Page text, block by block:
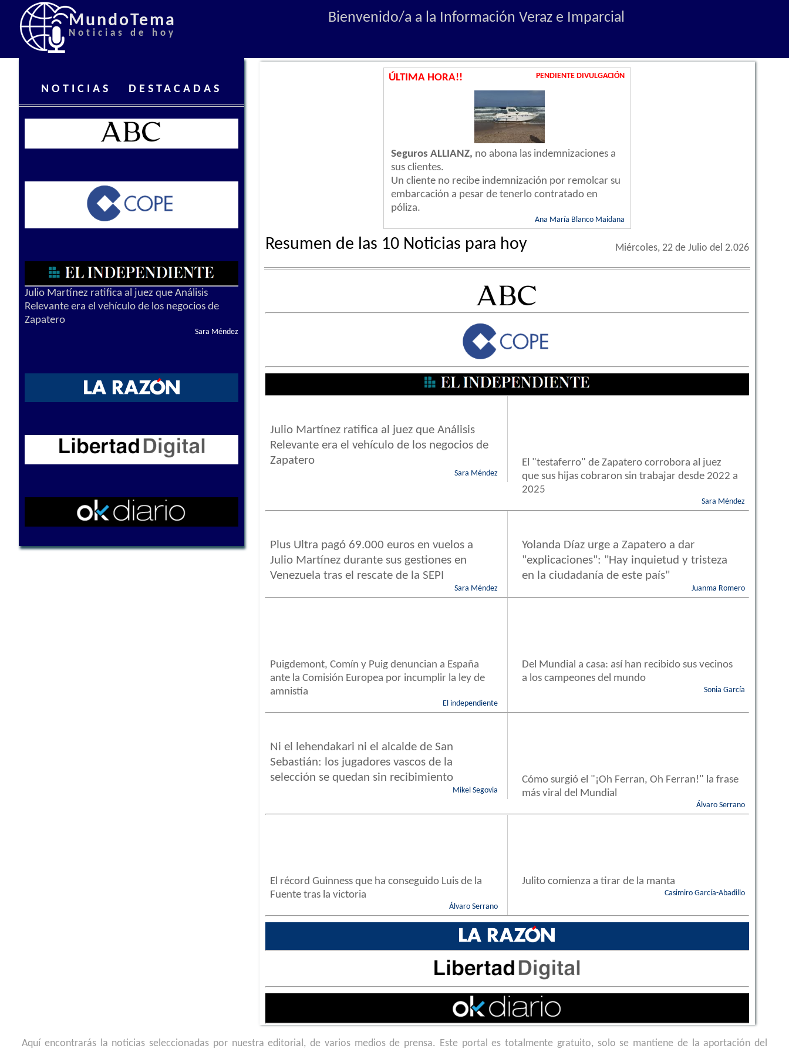
MundoTema
Noticias de hoy
Bienvenido/a a la Información Veraz e Imparcial
NOTICIAS DESTACADAS
Julio Martínez ratifica al juez que Análisis
Relevante era el vehículo de los negocios de
Zapatero
Sara Méndez
ÚLTIMA HORA!! PENDIENTE DIVULGACIÓN
Seguros ALLIANZ, no abona las indemnizaciones a
sus clientes.
Un cliente no recibe indemnización por remolcar su
embarcación a pesar de tenerlo contratado en
póliza.
Ana María Blanco Maidana
Resumen de las 10 Noticias para hoy Miércoles, 22 de Julio del 2.026
Julio Martínez ratifica al juez que Análisis
Relevante era el vehículo de los negocios de
Zapatero
Sara Méndez
El "testaferro" de Zapatero corrobora al juez
que sus hijas cobraron sin trabajar desde 2022 a
2025
Sara Méndez
Plus Ultra pagó 69.000 euros en vuelos a
Julio Martínez durante sus gestiones en
Venezuela tras el rescate de la SEPI
Sara Méndez
Yolanda Díaz urge a Zapatero a dar
"explicaciones": "Hay inquietud y tristeza
en la ciudadanía de este país"
Juanma Romero
Puigdemont, Comín y Puig denuncian a España
ante la Comisión Europea por incumplir la ley de
amnistía
El independiente
Del Mundial a casa: así han recibido sus vecinos
a los campeones del mundo
Sonia García
Ni el lehendakari ni el alcalde de San
Sebastián: los jugadores vascos de la
selección se quedan sin recibimiento
Mikel Segovia
Cómo surgió el "¡Oh Ferran, Oh Ferran!" la frase
más viral del Mundial
Álvaro Serrano
El récord Guinness que ha conseguido Luis de la
Fuente tras la victoria
Álvaro Serrano
Julito comienza a tirar de la manta
Casimiro García-Abadillo
Aquí encontrarás la noticias seleccionadas por nuestra editorial, de varios medios de prensa. Este portal es totalmente gratuito, solo se mantiene de la aportación del